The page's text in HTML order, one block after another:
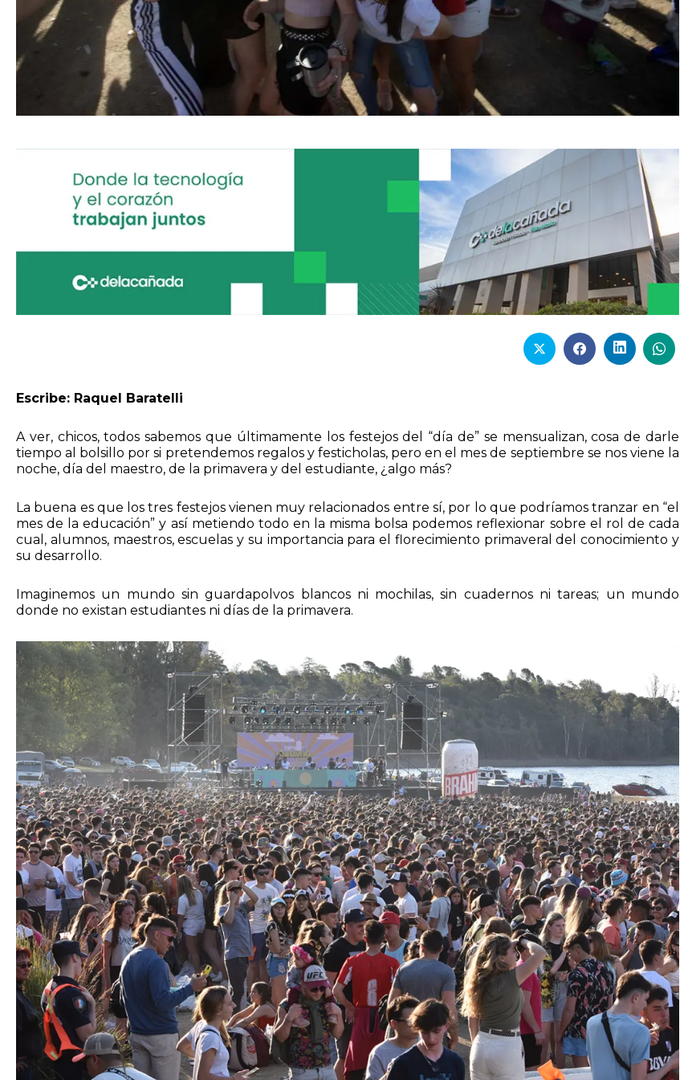
Escribe: Raquel Baratelli
A ver, chicos, todos sabemos que últimamente los festejos del “día de” se mensualizan, cosa de darle
tiempo al bolsillo por si pretendemos regalos y festicholas, pero en el mes de septiembre se nos viene la
noche, día del maestro, de la primavera y del estudiante, ¿algo más?
La buena es que los tres festejos vienen muy relacionados entre sí, por lo que podríamos tranzar en “el
mes de la educación” y así metiendo todo en la misma bolsa podemos reflexionar sobre el rol de cada
cual, alumnos, maestros, escuelas y su importancia para el florecimiento primaveral del conocimiento y
su desarrollo.
Imaginemos un mundo sin guardapolvos blancos ni mochilas, sin cuadernos ni tareas; un mundo
donde no existan estudiantes ni días de la primavera.